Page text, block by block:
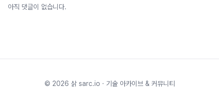
아직 댓글이 없습니다.
© 2026 삵 sarc.io · 기술 아카이브 & 커뮤니티